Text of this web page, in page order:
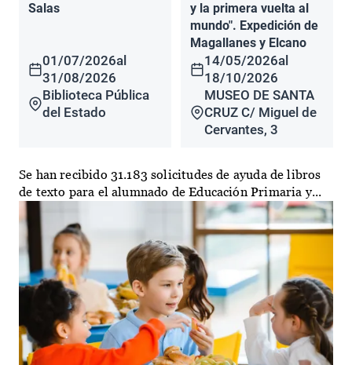
Salas
01/07/2026al
31/08/2026
Biblioteca Pública
del Estado
y la primera vuelta al
mundo". Expedición de
Magallanes y Elcano
14/05/2026al
18/10/2026
MUSEO DE SANTA
CRUZ C/ Miguel de
Cervantes, 3
Se han recibido 31.183 solicitudes de ayuda de libros
de texto para el alumnado de Educación Primaria y...